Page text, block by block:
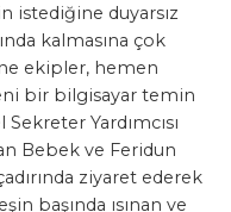
istediğine duyarsız
kalmasına çok
ekipler, hemen
bir bilgisayar temin
Yardımcısı
Bebek ve Feridun
ziyaret ederek
başında ısınan ve